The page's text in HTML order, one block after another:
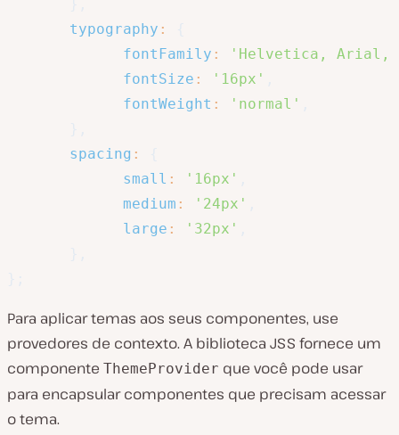
typography :
fontFamily :
'Helvetica, Arial,
fontSize : '16px'
fontWeight : 'normal'
spacing :
small : '16px'
medium : '24px'
large : '32px'
Para aplicar temas aos seus componentes, use
provedores de contexto. A biblioteca JSS fornece um
componente ThemeProvider que você pode usar
para encapsular componentes que precisam acessar
o tema.